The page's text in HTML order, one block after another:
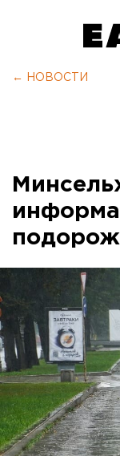
← НОВОСТИ